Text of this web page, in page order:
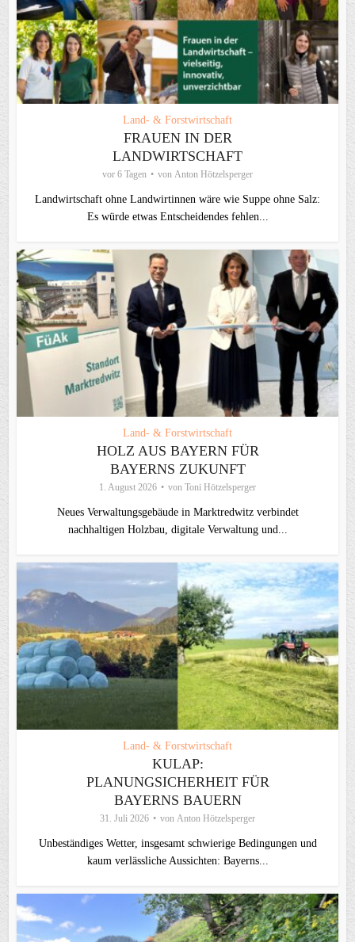
Land- & Forstwirtschaft
FRAUEN IN DER
LANDWIRTSCHAFT
vor 6 Tagen von Anton Hötzelsperger
Landwirtschaft ohne Landwirtinnen wäre wie Suppe ohne Salz:
Es würde etwas Entscheidendes fehlen...
Land- & Forstwirtschaft
HOLZ AUS BAYERN FÜR
BAYERNS ZUKUNFT
1. August 2026 von Toni Hötzelsperger
Neues Verwaltungsgebäude in Marktredwitz verbindet
nachhaltigen Holzbau, digitale Verwaltung und...
Land- & Forstwirtschaft
KULAP:
PLANUNGSICHERHEIT FÜR
BAYERNS BAUERN
31. Juli 2026 von Anton Hötzelsperger
Unbeständiges Wetter, insgesamt schwierige Bedingungen und
kaum verlässliche Aussichten: Bayerns...